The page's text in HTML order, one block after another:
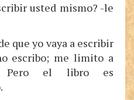
usted mismo? -le
que yo vaya a escribir
escribo; me limito a
Pero el libro es